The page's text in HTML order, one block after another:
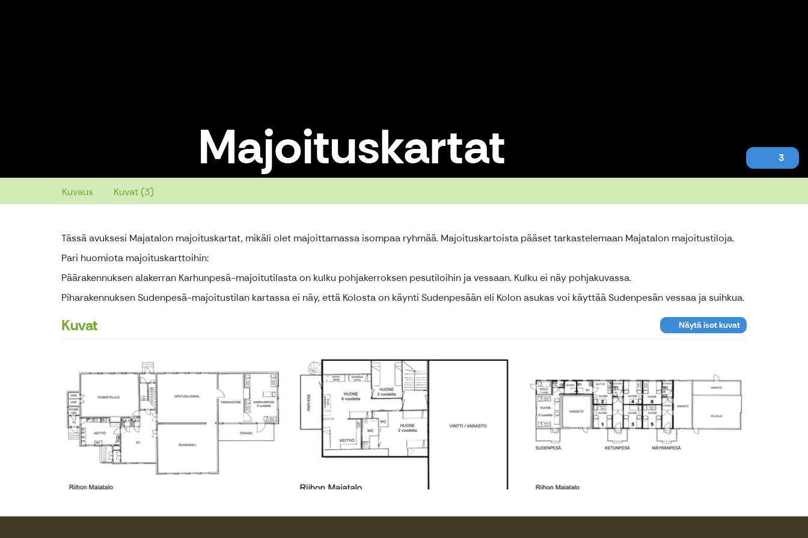
Majoituskartat 3
Kuvaus Kuvat (3)
Tässä avuksesi Majatalon majoituskartat, mikäli olet majoittamassa isompaa ryhmää. Majoituskartoista pääset tarkastelemaan Majatalon majoitustiloja.
Pari huomiota majoituskarttoihin:
Päärakennuksen alakerran Karhunpesä-majoitutilasta on kulku pohjakerroksen pesutiloihin ja vessaan. Kulku ei näy pohjakuvassa.
Piharakennuksen Sudenpesä-majoitustilan kartassa ei näy, että Kolosta on käynti Sudenpesään eli Kolon asukas voi käyttää Sudenpesän vessaa ja suihkua.
Kuvat Näytä isot kuvat